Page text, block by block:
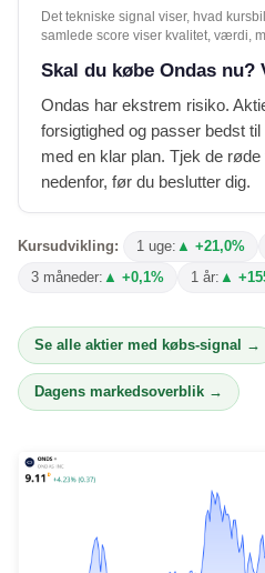
Det tekniske signal viser, hvad
samlede score viser kvalitet, værdi,
Skal du købe Ondas
Ondas har ekstrem risiko.
forsigtighed og passer bedst
med en klar plan. Tjek de
nedenfor, før du beslutter dig.
Kursudvikling: 1 uge: ▲ +21,0%
3 måneder: ▲ +0,1% 1 år: ▲
Se alle aktier med købs-signal →
Dagens markedsoverblik →